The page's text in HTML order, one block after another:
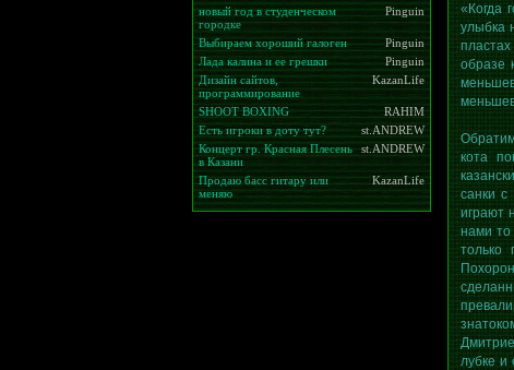
новый год в студенческом
городке
Pinguin
Выбираем хороший галоген
Pinguin
Лада калина и ее грешки
Pinguin
Дизайн сайтов,
программирование
KazanLife
SHOOT BOXING
RAHIM
Есть игроки в доту тут?
st.ANDREW
Концерт гр. Красная Плесень
в Казани
st.ANDREW
Продаю басс гитару или
меняю
KazanLife
«Когда
улыбка
образе
кота
санки
играют
нами то
только
лубке и